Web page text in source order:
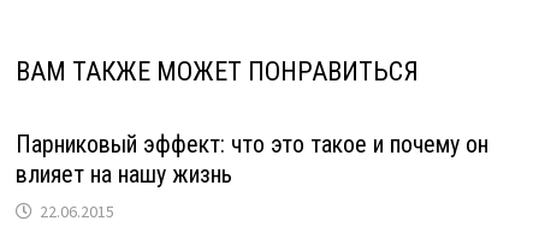
ВАМ ТАКЖЕ МОЖЕТ ПОНРАВИТЬСЯ
Парниковый эффект: что это такое и почему он
влияет на нашу жизнь
22.06.2015